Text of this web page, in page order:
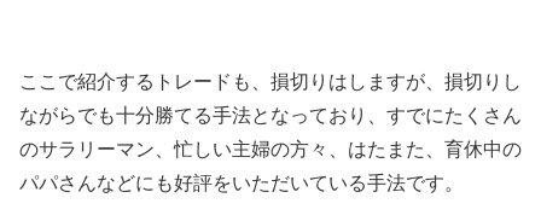
ここで紹介するトレードも、損切りはしますが、損切りし
ながらでも十分勝てる手法となっており、すでにたくさん
のサラリーマン、忙しい主婦の方々、はたまた、育休中の
パパさんなどにも好評をいただいている手法です。